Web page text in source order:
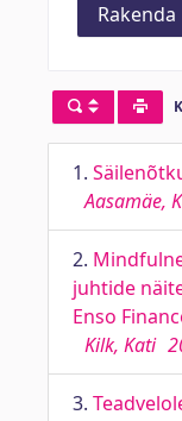
Rakenda
1.
Aasamäe,
2.
juhtide
Enso
Kilk, Kati
3.